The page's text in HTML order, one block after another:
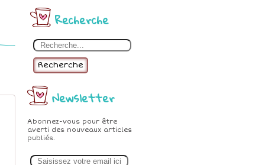
Recherche
Recherche
Newsletter
Abonnez-vous pour être
averti des nouveaux articles
publiés.
m